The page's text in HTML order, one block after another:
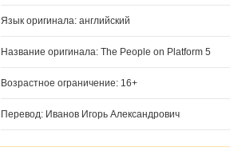
Язык оригинала: английский
Название оригинала: The People on Platform 5
Возрастное ограничение: 16+
Перевод: Иванов Игорь Александрович